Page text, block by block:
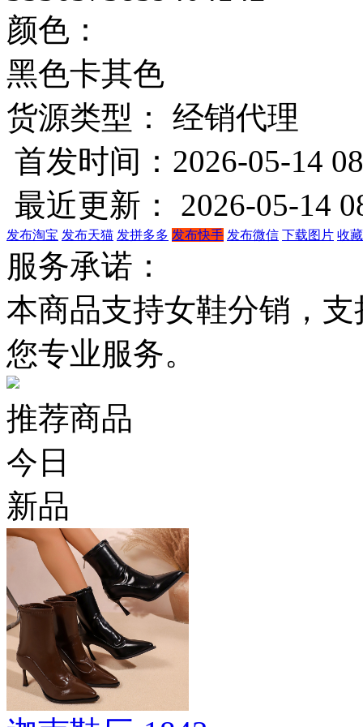
颜色：
黑色卡其色
货源类型： 经销代理
首发时间：2026-05-14
最近更新： 2026-05-14
发布淘宝 发布天猫 发拼多多 发布快手 发布微信 下载图片 收
服务承诺：
本商品支持女鞋分销，
您专业服务。
推荐商品
今日
新品